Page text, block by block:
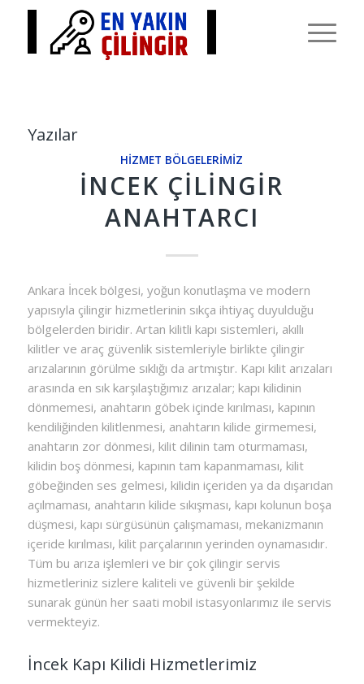
Yazılar
HIZMET BÖLGELERIMIZ
İNCEK ÇILINGIR
ANAHTARCI
Ankara İncek bölgesi, yoğun konutlaşma ve modern
yapısıyla çilingir hizmetlerinin sıkça ihtiyaç duyulduğu
bölgelerden biridir. Artan kilitli kapı sistemleri, akıllı
kilitler ve araç güvenlik sistemleriyle birlikte çilingir
arızalarının görülme sıklığı da artmıştır. Kapı kilit arızaları
arasında en sık karşılaştığımız arızalar; kapı kilidinin
dönmemesi, anahtarın göbek içinde kırılması, kapının
kendiliğinden kilitlenmesi, anahtarın kilide girmemesi,
anahtarın zor dönmesi, kilit dilinin tam oturmaması,
kilidin boş dönmesi, kapının tam kapanmaması, kilit
göbeğinden ses gelmesi, kilidin içeriden ya da dışarıdan
açılmaması, anahtarın kilide sıkışması, kapı kolunun boşa
düşmesi, kapı sürgüsünün çalışmaması, mekanizmanın
içeride kırılması, kilit parçalarının yerinden oynamasıdır.
Tüm bu arıza işlemleri ve bir çok çilingir servis
hizmetleriniz sizlere kaliteli ve güvenli bir şekilde
sunarak günün her saati mobil istasyonlarımız ile servis
vermekteyiz.
İncek Kapı Kilidi Hizmetlerimiz